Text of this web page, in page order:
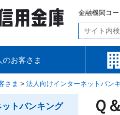
金融機関コ
のお客さま
増やす 資金調
資金運
備える
便利な
さま > 法人向けインターネットバン
Ｑ
トバンキング